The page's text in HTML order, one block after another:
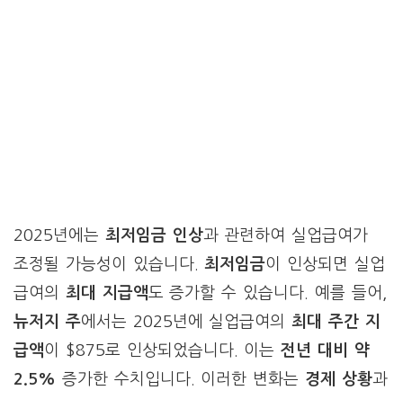
2025년에는 최저임금 인상과 관련하여 실업급여가
조정될 가능성이 있습니다.최저임금이 인상되면 실업
급여의 최대 지급액도 증가할 수 있습니다. 예를 들어,
뉴저지 주에서는 2025년에 실업급여의최대 주간 지
급액이 $875로 인상되었습니다. 이는전년 대비 약
2.5% 증가한 수치입니다. 이러한 변화는 경제 상황과